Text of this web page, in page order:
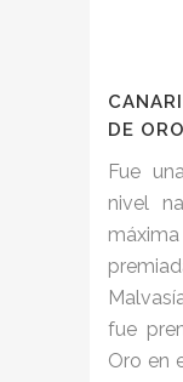
DE
Fue
nivel
fue
Oro en